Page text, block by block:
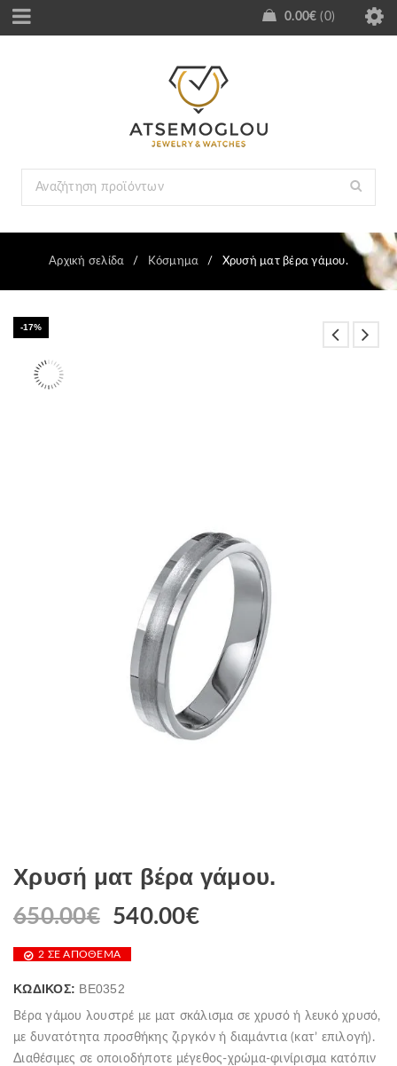
0.00€ 0
Αρχική σελίδα / Κόσμημα / Χρυσή ματ βέρα γάμου.
-17%
Χρυσή ματ βέρα γάμου.
650.00€ 540.00€
2 ΣΕ ΑΠΌΘΕΜΑ
ΚΩΔΙΚΌΣ: BE0352
Βέρα γάμου λουστρέ με ματ σκάλισμα σε χρυσό ή λευκό χρυσό,
με δυνατότητα προσθήκης ζιργκόν ή διαμάντια (κατ’ επιλογή).
Διαθέσιμες σε οποιοδήποτε μέγεθος-χρώμα-φινίρισμα κατόπιν